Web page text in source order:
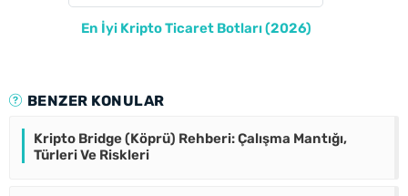
En İyi Kripto Ticaret Botları (2026)
BENZER KONULAR
Kripto Bridge (Köprü) Rehberi: Çalışma Mantığı,
Türleri Ve Riskleri